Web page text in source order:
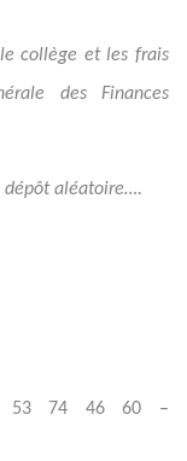
collège et les frais
des Finances
dépôt aléatoire….
53 74 46 60 –